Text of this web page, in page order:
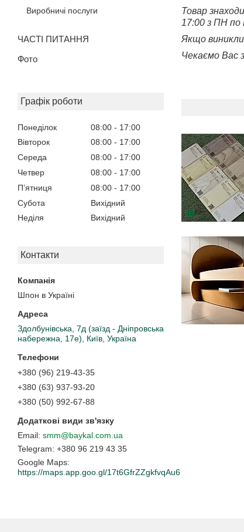
Виробничі послуги
ЧАСТІ ПИТАННЯ
Фото
Графік роботи
Понеділок 08:00
17:00
Вівторок
08:00
17:00
Середа
08:00
17:00
Четвер
08:00
17:00
Пʼятниця
08:00
17:00
Субота
Вихідний
Неділя
Вихідний
Контакти
Шпон в Україні
Здолбунівська, 7д (заїзд - Дніпровська
набережна, 17е), Київ, Україна
+380 (96) 219-43-35
+380 (63) 937-93-20
+380 (50) 992-67-88
smm@baykal.com.ua
+380 96 219 43 35
Google Maps
https://maps.app.goo.gl/17t6GfrZZgkfvqAu6
Товар
17:00 з ПН по
Якщо
Чекаємо Вас